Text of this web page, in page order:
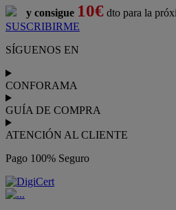
y consigue 10€ dto para la
SUSCRIBIRME
SÍGUENOS EN
CONFORAMA
GUÍA DE COMPRA
ATENCIÓN AL CLIENTE
Pago 100% Seguro